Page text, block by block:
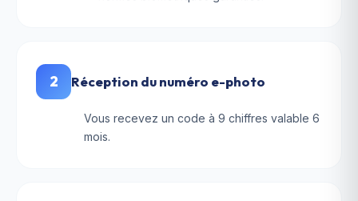
2 Réception du numéro e-photo
Vous recevez un code à 9 chiffres valable 6
mois.